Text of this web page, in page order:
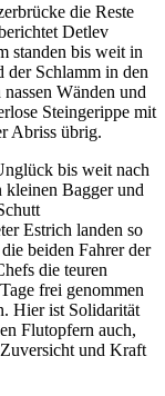
die Reste
Detlev
standen bis weit in
der Schlamm in den
Wänden und
Steingerippe mit
Abriss übrig.
bis weit nach
kleinen Bagger und
Estrich landen so
beiden Fahrer der
die teuren
frei genommen
Hier ist Solidarität
Flutopfern auch,
und Kraft